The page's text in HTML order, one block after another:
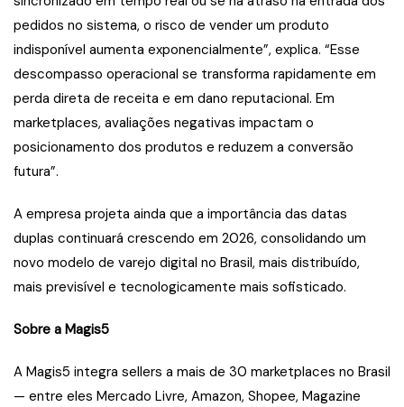
pedidos no sistema, o risco de vender um produto
indisponível aumenta exponencialmente”, explica. “Esse
descompasso operacional se transforma rapidamente em
perda direta de receita e em dano reputacional. Em
marketplaces, avaliações negativas impactam o
posicionamento dos produtos e reduzem a conversão
futura”.
A empresa projeta ainda que a importância das datas
duplas continuará crescendo em 2026, consolidando um
novo modelo de varejo digital no Brasil, mais distribuído,
mais previsível e tecnologicamente mais sofisticado.
Sobre a Magis5
A Magis5 integra sellers a mais de 30 marketplaces no Brasil
— entre eles Mercado Livre, Amazon, Shopee, Magazine